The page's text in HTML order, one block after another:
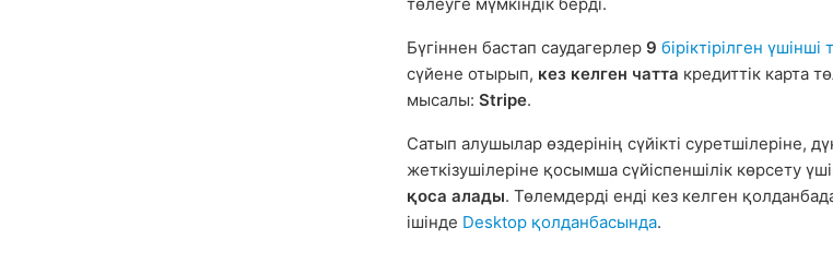
Бүгіннен бастап саудагерлер 9 біріктірілген
сүйене отырып, кез келген чатта кредиттік карта
мысалы: Stripe.
Сатып алушылар өздерінің сүйікті суретшілеріне,
жеткізушілеріне қосымша сүйіспеншілік көрсету
қоса алады. Төлемдерді енді кез келген
ішінде Desktop қолданбасында.